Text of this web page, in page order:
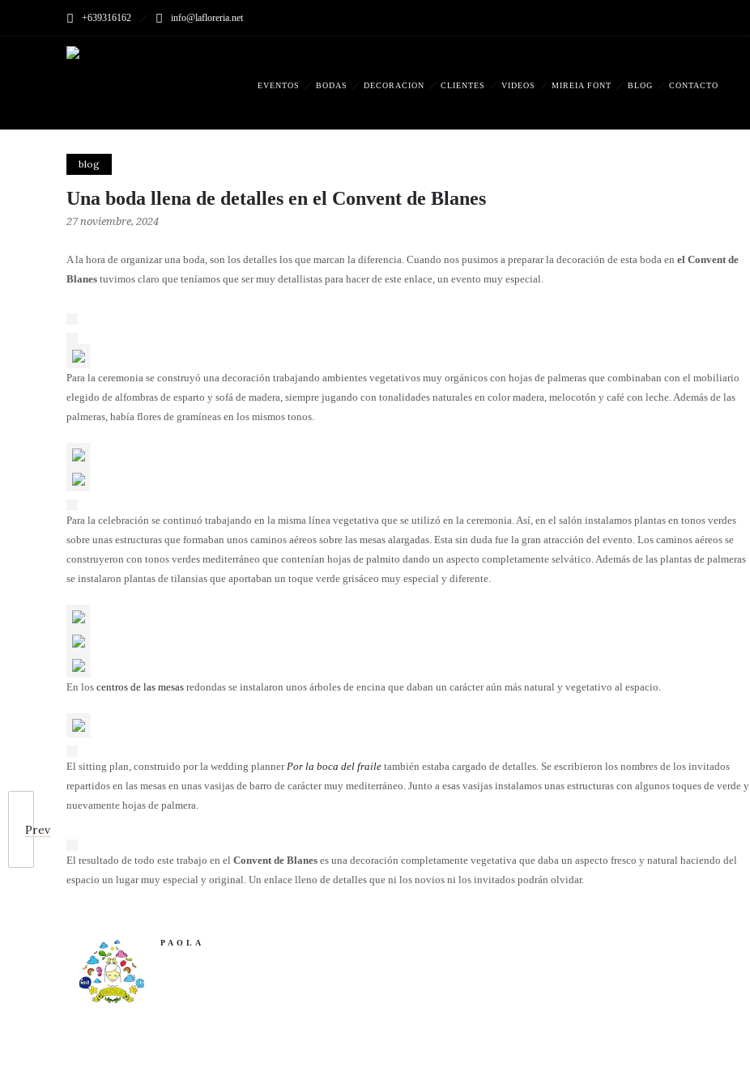
+639316162 info@lafloreria.net
EVENTOS BODAS DECORACIÓN CLIENTES VIDEOS MIREIA FONT BLOG CONTACTO
Prev
blog
Una boda llena de detalles en el Convent de Blanes
27 noviembre, 2024
A la hora de organizar una boda, son los detalles los que marcan la diferencia. Cuando nos pusimos a preparar la decoración de esta boda en el Convent de
Blanes tuvimos claro que teníamos que ser muy detallistas para hacer de este enlace, un evento muy especial.
Para la ceremonia se construyó una decoración trabajando ambientes vegetativos muy orgánicos con hojas de palmeras que combinaban con el mobiliario
elegido de alfombras de esparto y sofá de madera, siempre jugando con tonalidades naturales en color madera, melocotón y café con leche. Además de las
palmeras, había flores de gramíneas en los mismos tonos.
Para la celebración se continuó trabajando en la misma línea vegetativa que se utilizó en la ceremonia. Así, en el salón instalamos plantas en tonos verdes
sobre unas estructuras que formaban unos caminos aéreos sobre las mesas alargadas. Esta sin duda fue la gran atracción del evento. Los caminos aéreos se
construyeron con tonos verdes mediterráneo que contenían hojas de palmito dando un aspecto completamente selvático. Además de las plantas de palmeras
se instalaron plantas de tilansias que aportaban un toque verde grisáceo muy especial y diferente.
En los centros de las mesas redondas se instalaron unos árboles de encina que daban un carácter aún más natural y vegetativo al espacio.
El sitting plan, construido por la wedding plannerPor la boca del fraile también estaba cargado de detalles. Se escribieron los nombres de los invitados
repartidos en las mesas en unas vasijas de barro de carácter muy mediterráneo. Junto a esas vasijas instalamos unas estructuras con algunos toques de verde y
nuevamente hojas de palmera.
El resultado de todo este trabajo en el Convent de Blanes es una decoración completamente vegetativa que daba un aspecto fresco y natural haciendo del
espacio un lugar muy especial y original. Un enlace lleno de detalles que ni los novios ni los invitados podrán olvidar.
PAOLA